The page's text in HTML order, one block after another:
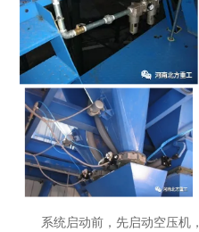
系统启动前，先启动空压机